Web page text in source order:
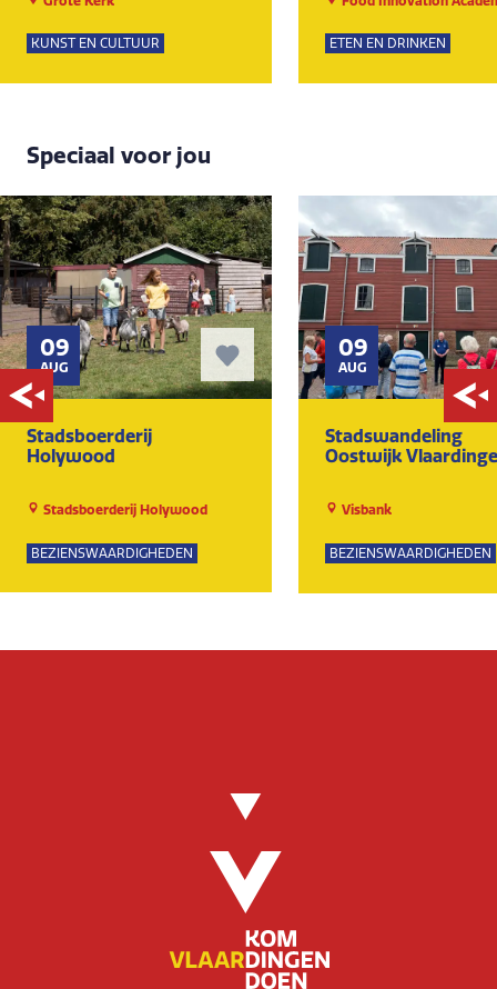
KUNST EN CULTUUR ETEN EN DRINKEN
Speciaal voor jou
09
AUG
Stadsboerderij
Holywood
Stadsboerderij Holywood
BEZIENSWAARDIGHEDEN
09
AUG
Stadswandeling
Oostwijk
Visbank
BEZIENSWAARDIGHEDEN